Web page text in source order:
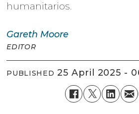
humanitarios.
Gareth Moore
EDITOR
PUBLISHED 25 April 2025 -